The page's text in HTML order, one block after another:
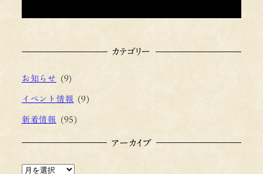
カテゴリー
お知らせ (9)
イベント情報 (9)
新着情報 (95)
アーカイブ
ア